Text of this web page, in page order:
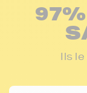
Ils